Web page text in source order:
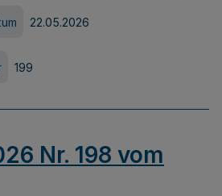
22.05.2026
199
Nr. 198 vom